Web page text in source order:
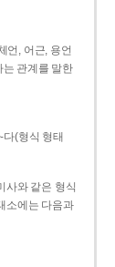
언, 어근, 용언
는 관계를 말한
(형식 형태
사와 같은 형식
소에는 다음과